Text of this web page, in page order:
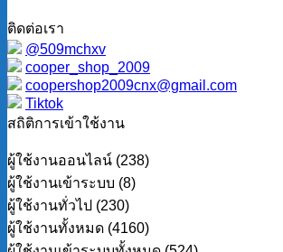
ติดต่อเรา
@509mchxv
cooper_shop_2009
coopershop2009cnx@gmail.com
Tiktok
สถิติการเข้าใช้งาน
ผู้ใช้งานออนไลน์ (238)
ผู้ใช้งานเข้าระบบ (8)
ผู้ใช้งานทั่วไป (230)
ผู้ใช้งานทั้งหมด (4160)